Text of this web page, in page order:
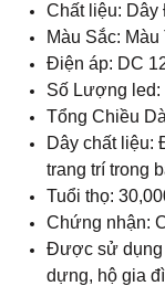
Chất liệu: Dây
Màu Sắc: Màu
Điện áp: DC
Số Lượng led:
Tổng Chiều
Dây chất liệu:
trang trí trong
Tuổi thọ:
Chứng nhận:
Được sử dụng
dựng, hộ gia